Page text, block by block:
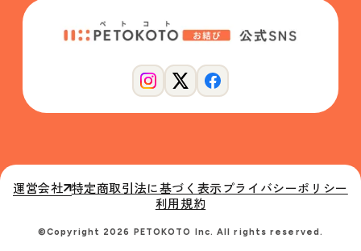
運営会社 特定商取引法に基づく表示プライバシーポリシー
利用規約
©Copyright 2026 PETOKOTO Inc. All rights reserved.